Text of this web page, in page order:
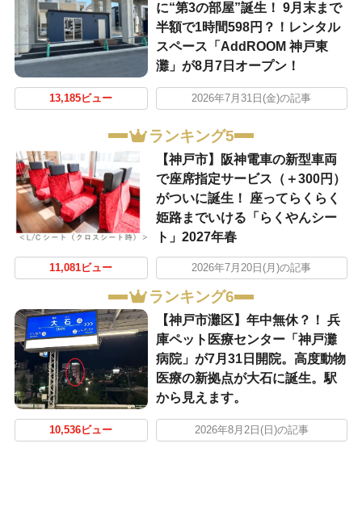
に“第3の部屋”誕生！ 9月末まで
半額で1時間598円？！レンタル
スペース「AddROOM 神戸東
灘」が8月7日オープン！
13,185ビュー 2026年7月31日(金)の記事
ランキング5
【神戸市】阪神電車の新型車両
で座席指定サービス（＋300円）
がついに誕生！ 座ってらくらく
姫路までいける「らくやんシー
ト」2027年春
11,081ビュー 2026年7月20日(月)の記事
ランキング6
【神戸市灘区】年中無休？！ 兵
庫ペット医療センター「神戸灘
病院」が7月31日開院。高度動物
医療の新拠点が大石に誕生。駅
から見えます。
10,536ビュー 2026年8月2日(日)の記事